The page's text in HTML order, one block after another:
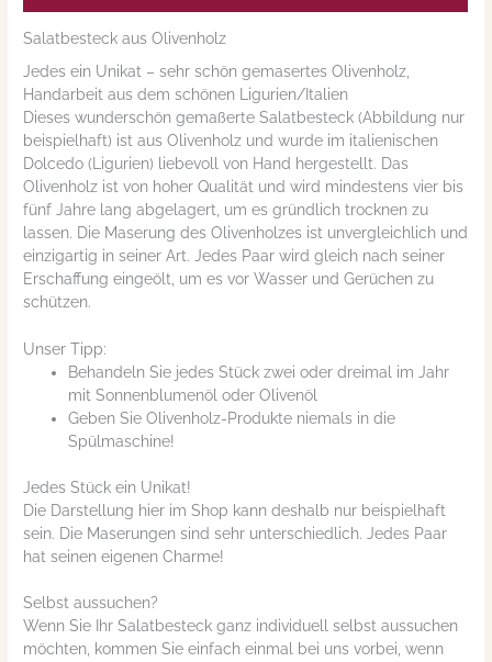
Salatbesteck aus Olivenholz
Jedes ein Unikat – sehr schön gemasertes Olivenholz,
Handarbeit aus dem schönen Ligurien/Italien
Dieses wunderschön gemaßerte Salatbesteck (Abbildung nur
beispielhaft) ist aus Olivenholz und wurde im italienischen
Dolcedo (Ligurien) liebevoll von Hand hergestellt. Das
Olivenholz ist von hoher Qualität und wird mindestens vier bis
fünf Jahre lang abgelagert, um es gründlich trocknen zu
lassen. Die Maserung des Olivenholzes ist unvergleichlich und
einzigartig in seiner Art. Jedes Paar wird gleich nach seiner
Erschaffung eingeölt, um es vor Wasser und Gerüchen zu
schützen.
Unser Tipp:
Behandeln Sie jedes Stück zwei oder dreimal im Jahr
mit Sonnenblumenöl oder Olivenöl
Geben Sie Olivenholz-Produkte niemals in die
Spülmaschine!
Jedes Stück ein Unikat!
Die Darstellung hier im Shop kann deshalb nur beispielhaft
sein. Die Maserungen sind sehr unterschiedlich. Jedes Paar
hat seinen eigenen Charme!
Selbst aussuchen?
Wenn Sie Ihr Salatbesteck ganz individuell selbst aussuchen
möchten, kommen Sie einfach einmal bei uns vorbei, wenn